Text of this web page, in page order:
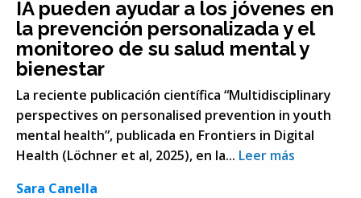
IA pueden ayudar a los jóvenes en
la prevención personalizada y el
monitoreo de su salud mental y
bienestar
La reciente publicación científica “Multidisciplinary
perspectives on personalised prevention in youth
mental health”, publicada en Frontiers in Digital
Health (Löchner et al, 2025), en la... Leer más
Sara Canella